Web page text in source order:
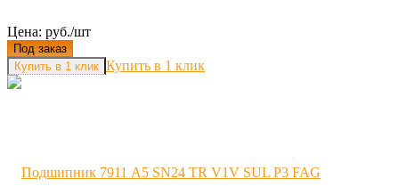
Цена: руб./шт
Под заказ
Купить в 1 клик